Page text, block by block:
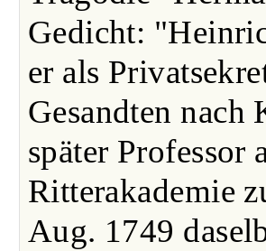
Gedicht:
er als
Gesandten nach
später Professor
Ritterakademie
Aug. 1749